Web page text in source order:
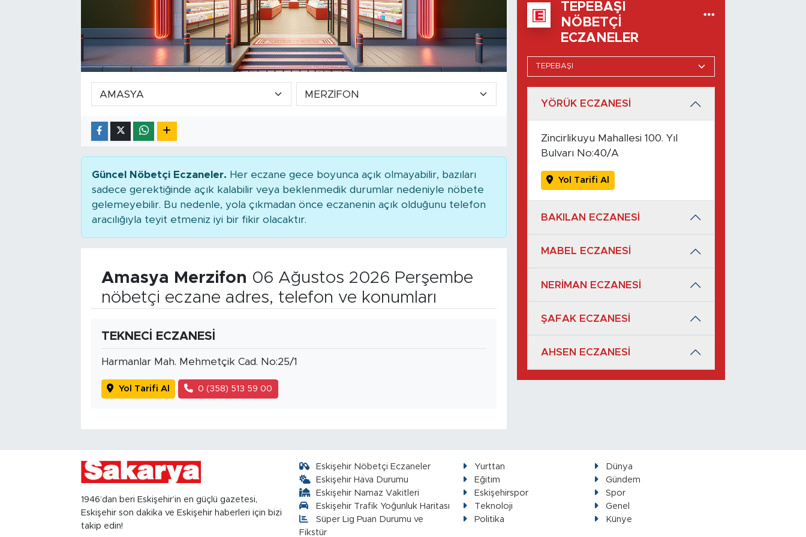
Güncel Nöbetçi Eczaneler. Her eczane gece boyunca açık olmayabilir, bazıları
sadece gerektiğinde açık kalabilir veya beklenmedik durumlar nedeniyle nöbete
gelemeyebilir. Bu nedenle, yola çıkmadan önce eczanenin açık olduğunu telefon
aracılığıyla teyit etmeniz iyi bir fikir olacaktır.
Amasya Merzifon 06 Ağustos 2026 Perşembe
nöbetçi eczane adres, telefon ve konumları
TEKNECİ ECZANESİ
Harmanlar Mah. Mehmetçik Cad. No:25/1
Yol Tarifi Al 0 (358) 513 59 00
TEPEBAŞI
NÖBETÇI
ECZANELER
YÖRÜK ECZANESİ
Zincirlikuyu Mahallesi 100. Yıl
Bulvarı No:40/A
Yol Tarifi Al
BAKILAN ECZANESİ
MABEL ECZANESİ
NERİMAN ECZANESİ
ŞAFAK ECZANESİ
AHSEN ECZANESİ
1946’dan beri Eskişehir’in en güçlü gazetesi,
Eskişehir son dakika ve Eskişehir haberleri için bizi
takip edin!
Eskişehir Nöbetçi Eczaneler
Eskişehir Hava Durumu
Eskişehir Namaz Vakitleri
Eskişehir Trafik Yoğunluk Haritası
Süper Lig Puan Durumu ve
Fikstür
Yurttan
Dünya
Eğitim
Gündem
Eskişehirspor
Spor
Teknoloji
Genel
Politika
Künye